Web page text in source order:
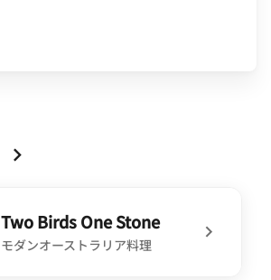
Two Birds One Stone
モダンオーストラリア料理